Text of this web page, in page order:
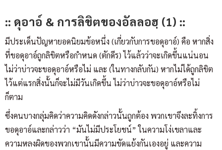
:: ดุอาอ์ & การลิขิตของอัลลอฮฺ (1) ::
มีประเด็นปัญหายอดนิยมข้อหนึ่ง (เกี่ยวกับการขอดุอาอ์) คือ หากสิ่ง
ที่ขอดุอาอ์ถูกลิขิตหรือกำหนด (ตักดีร) ไว้แล้วว่าจะเกิดขึ้นแน่นอน
ไม่ว่าบ่าวจะขอดุอาอ์หรือไม่ และ (ในทางกลับกัน) หากไม่ได้ถูกลิขิต
ไว้แต่แรกสิ่งนั้นก็จะไม่มีวันเกิดขึ้น ไม่ว่าบ่าวจะขอดุอาอ์หรือไม่
ก็ตาม
ซึ่งคนบางกลุ่มคิดว่าความคิดดังกล่าวนั้นถูกต้อง พวกเขาจึงละทิ้งการ
ขอดุอาอ์และกล่าวว่า “มันไม่มีประโยชน์” ในความโง่เขลาและ
ความหลงผิดของพวกเขานั้นมีความขัดแย้งกันเองอยู่ และความ